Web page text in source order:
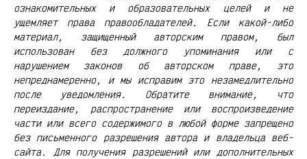
ознакомительных и образовательных целей и не
ущемляет права правообладателей. Если какой-либо
материал, защищенный авторским правом, был
использован без должного упоминания или с
нарушением законов об авторском праве, это
непреднамеренно, и мы исправим это незамедлительно
после уведомления. Обратите внимание, что
переиздание, распространение или воспроизведение
части или всего содержимого в любой форме запрещено
без письменного разрешения автора и владельца веб-
сайта. Для получения разрешений или дополнительных